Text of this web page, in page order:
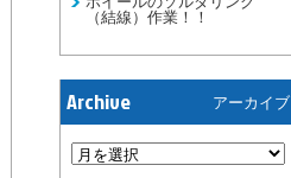
（結線）作業！！
Archive アーカイブ